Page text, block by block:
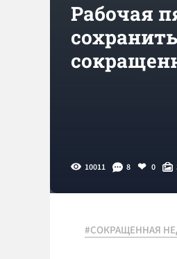
Рабочая
10011 8 0
#СОКРАЩЕННАЯ